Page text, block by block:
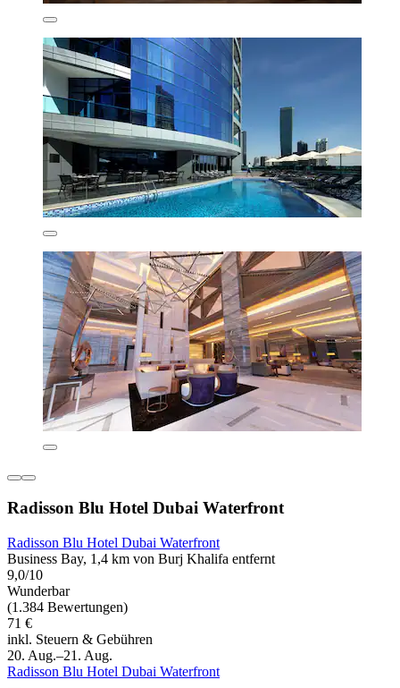
Radisson Blu Hotel Dubai Waterfront
Radisson Blu Hotel Dubai Waterfront
Business Bay, 1,4 km von Burj Khalifa entfernt
9,0/10
Wunderbar
(1.384 Bewertungen)
71 €
inkl. Steuern & Gebühren
20. Aug.–21. Aug.
Radisson Blu Hotel Dubai Waterfront